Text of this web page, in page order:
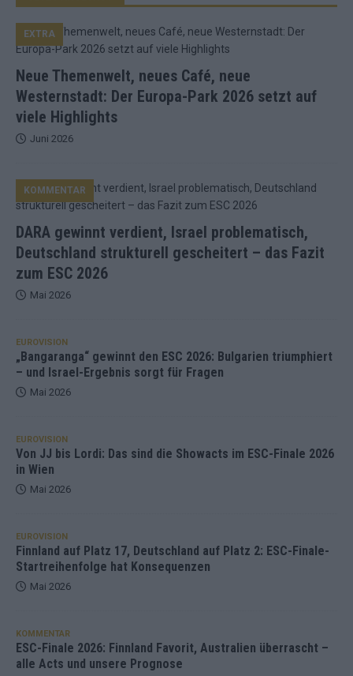
Neue Themenwelt, neues Café, neue
Westernstadt: Der Europa-Park 2026 setzt auf
viele Highlights
EXTRA
Juni 2026
DARA gewinnt verdient, Israel problematisch,
Deutschland strukturell gescheitert – das Fazit
zum ESC 2026
KOMMENTAR
Mai 2026
EUROVISION
„Bangaranga“ gewinnt den ESC 2026: Bulgarien triumphiert
– und Israel-Ergebnis sorgt für Fragen
Mai 2026
EUROVISION
Von JJ bis Lordi: Das sind die Showacts im ESC-Finale 2026
in Wien
Mai 2026
EUROVISION
Finnland auf Platz 17, Deutschland auf Platz 2: ESC-Finale-
Startreihenfolge hat Konsequenzen
Mai 2026
KOMMENTAR
ESC-Finale 2026: Finnland Favorit, Australien überrascht –
alle Acts und unsere Prognose